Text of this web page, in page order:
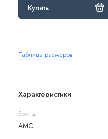
Купить
Таблица размеров
Характеристики
Бренд
АМС